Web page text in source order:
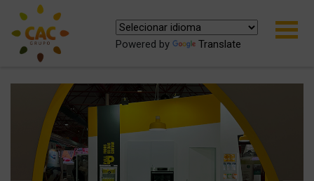
Powered by Translate